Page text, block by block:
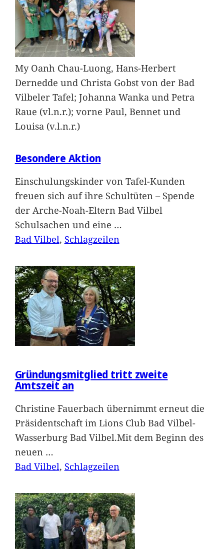
My Oanh Chau-Luong, Hans-Herbert
Dernedde und Christa Gobst von der Bad
Vilbeler Tafel; Johanna Wanka und Petra
Raue (vl.n.r.); vorne Paul, Bennet und
Louisa (v.l.n.r.)
Besondere Aktion
Einschulungskinder von Tafel-Kunden
freuen sich auf ihre Schultüten – Spende
der Arche-Noah-Eltern Bad Vilbel
Schulsachen und eine …
Bad Vilbel, Schlagzeilen
Gründungsmitglied tritt zweite
Amtszeit an
Christine Fauerbach übernimmt erneut die
Präsidentschaft im Lions Club Bad Vilbel-
Wasserburg Bad Vilbel.Mit dem Beginn des
neuen …
Bad Vilbel, Schlagzeilen